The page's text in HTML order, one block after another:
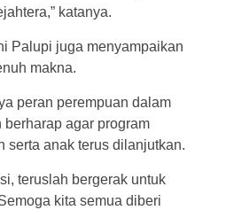
katanya.
Palupi juga menyampaikan
makna.
peran perempuan dalam
agar program
serta anak terus dilanjutkan.
teruslah bergerak untuk
kita semua diberi